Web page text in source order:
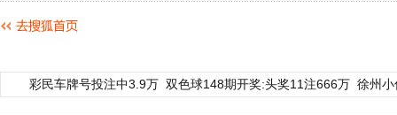
彩民车牌号投注中3.9万 双色球148期开奖:头奖11注666万 徐州